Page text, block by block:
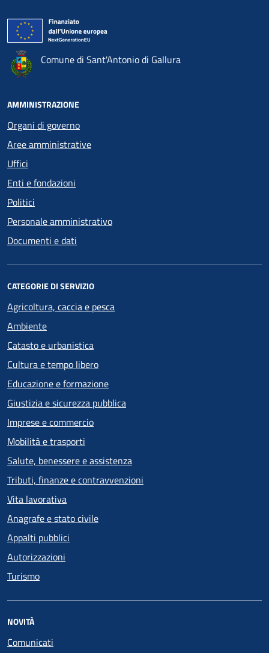
Comune di Sant'Antonio di Gallura
AMMINISTRAZIONE
Organi di governo
Aree amministrative
Uffici
Enti e fondazioni
Politici
Personale amministrativo
Documenti e dati
CATEGORIE DI SERVIZIO
Agricoltura, caccia e pesca
Ambiente
Catasto e urbanistica
Cultura e tempo libero
Educazione e formazione
Giustizia e sicurezza pubblica
Imprese e commercio
Mobilità e trasporti
Salute, benessere e assistenza
Tributi, finanze e contravvenzioni
Vita lavorativa
Anagrafe e stato civile
Appalti pubblici
Autorizzazioni
Turismo
NOVITÀ
Comunicati